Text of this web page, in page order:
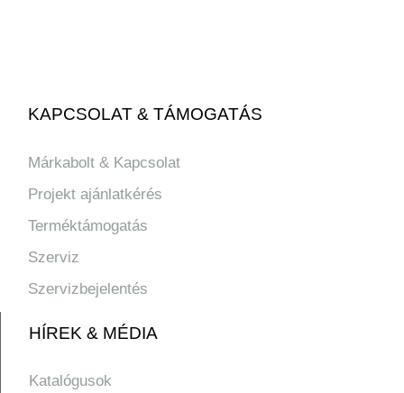
KAPCSOLAT & TÁMOGATÁS
Márkabolt & Kapcsolat
Projekt ajánlatkérés
Terméktámogatás
Szerviz
Szervizbejelentés
HÍREK & MÉDIA
Katalógusok